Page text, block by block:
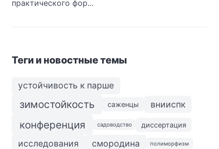
практического фор...
Теги и новостные темы
устойчивость к парше
зимостойкость саженцы внииспк
конференция садоводство диссертация
исследования смородина полиморфизм